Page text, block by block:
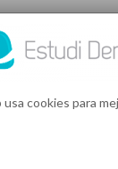
cookies para